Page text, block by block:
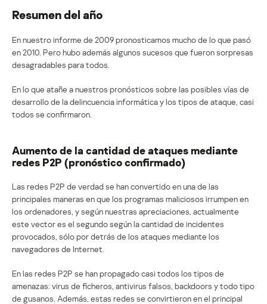
Resumen del año
En nuestro informe de 2009 pronosticamos mucho de lo que pasó
en 2010. Pero hubo además algunos sucesos que fueron sorpresas
desagradables para todos.
En lo que atañe a nuestros pronósticos sobre las posibles vías de
desarrollo de la delincuencia informática y los tipos de ataque, casi
todos se confirmaron.
Aumento de la cantidad de ataques mediante
redes P2P (pronóstico confirmado)
Las redes P2P de verdad se han convertido en una de las
principales maneras en que los programas maliciosos irrumpen en
los ordenadores, y según nuestras apreciaciones, actualmente
este vector es el segundo según la cantidad de incidentes
provocados, sólo por detrás de los ataques mediante los
navegadores de Internet.
En las redes P2P se han propagado casi todos los tipos de
amenazas: virus de ficheros, antivirus falsos, backdoors y todo tipo
de gusanos. Además, estas redes se convirtieron en el principal